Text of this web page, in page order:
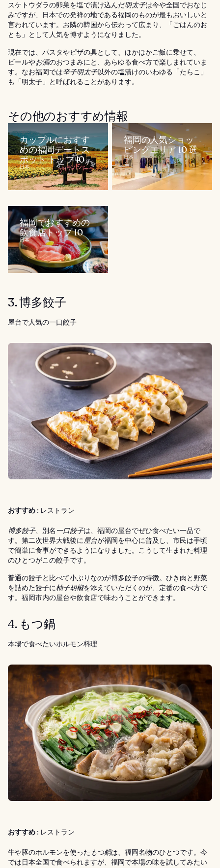
スケトウダラの卵巣を塩で漬け込んだ明太子は今や全国でおなじ
みですが、日本での発祥の地である福岡のものが最もおいしいと
言われています。お隣の韓国から伝わって広まり、「ごはんのお
とも」として人気を博すようになりました。
現在では、パスタやピザの具として、ほかほかご飯に乗せて、
ビールやお酒のおつまみにと、あらゆる食べ方で楽しまれていま
す。なお福岡では辛子明太子以外の塩漬けのいわゆる「たらこ」
も「明太子」と呼ばれることがあります。
その他のおすすめ情報
カップルにおすす
めの福岡デートス
ポット トップ 10
日本
福岡の人気ショッ
ピングエリア 10 選
日本
福岡でおすすめの
飲食店トップ 10
日本
3. 博多餃子
屋台で人気の一口餃子
おすすめ : レストラン
博多餃子、別名 一口餃子は、福岡の屋台でぜひ食べたい一品で
す。第二次世界大戦後に屋台が福岡を中心に普及し、市民は手頃
で簡単に食事ができるようになりました。こうして生まれた料理
のひとつがこの餃子です。
普通の餃子と比べて小ぶりなのが博多餃子の特徴。ひき肉と野菜
を詰めた餃子に柚子胡椒を添えていただくのが、定番の食べ方で
す。福岡市内の屋台や飲食店で味わうことができます。
4. もつ鍋
本場で食べたいホルモン料理
おすすめ : レストラン
牛や豚のホルモンを使った もつ鍋は、福岡名物のひとつです。今
では日本全国で食べられますが、福岡で本場の味を試してみたい